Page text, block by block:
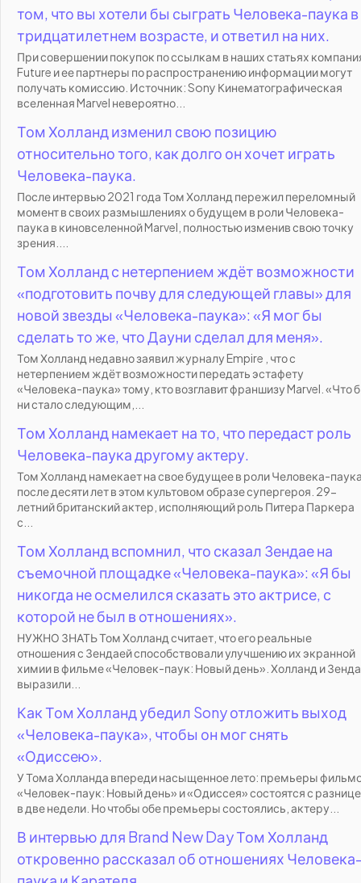
том, что вы хотели бы сыграть Человека-паука в
тридцатилетнем возрасте, и ответил на них.
При совершении покупок по ссылкам в наших статьях
Future и ее партнеры по распространению информации могут
получать комиссию. Источник: Sony Кинематографическая
вселенная Marvel невероятно...
Том Холланд изменил свою позицию
относительно того, как долго он хочет играть
Человека-паука.
После интервью 2021 года Том Холланд пережил переломный
момент в своих размышлениях о будущем в роли Человека-
паука в киновселенной Marvel, полностью изменив свою точку
зрения....
Том Холланд с нетерпением ждёт возможности
«подготовить почву для следующей главы» для
новой звезды «Человека-паука»: «Я мог бы
сделать то же, что Дауни сделал для меня».
Том Холланд недавно заявил журналу Empire , что с
нетерпением ждёт возможности передать эстафету
«Человека-паука» тому, кто возглавит франшизу Marvel. «Что
ни стало следующим,...
Том Холланд намекает на то, что передаст роль
Человека-паука другому актеру.
Том Холланд намекает на свое будущее в роли Человека-
после десяти лет в этом культовом образе супергероя. 29-
летний британский актер, исполняющий роль Питера Паркера
с...
Том Холланд вспомнил, что сказал Зендае на
съемочной площадке «Человека-паука»: «Я бы
никогда не осмелился сказать это актрисе, с
которой не был в отношениях».
НУЖНО ЗНАТЬ Том Холланд считает, что его реальные
отношения с Зендаей способствовали улучшению их экранной
химии в фильме «Человек-паук: Новый день». Холланд и
выразили...
Как Том Холланд убедил Sony отложить выход
«Человека-паука», чтобы он мог снять
«Одиссею».
У Тома Холланда впереди насыщенное лето: премьеры
«Человек-паук: Новый день» и «Одиссея» состоятся с
в две недели. Но чтобы обе премьеры состоялись, актеру...
В интервью для Brand New Day Том Холланд
откровенно рассказал об отношениях Человека-